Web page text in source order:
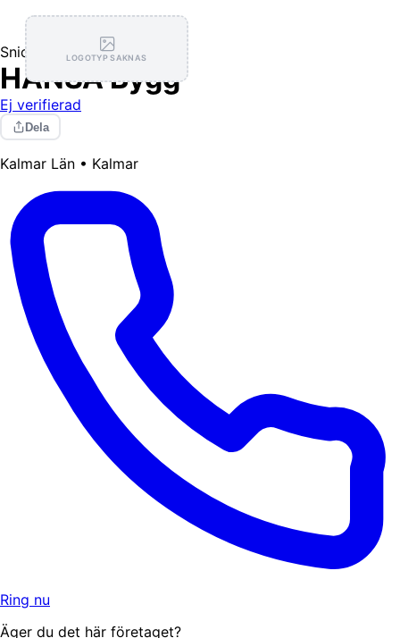
LOGOTYP SAKNAS
Snickare
HANSA Bygg
Ej verifierad
Dela
Kalmar Län • Kalmar
Ring nu
Äger du det här företaget?